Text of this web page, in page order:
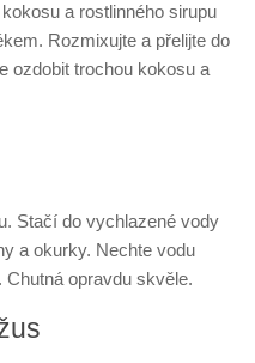
a rostlinného sirupu
Rozmixujte a přelijte do
ozdobit trochou kokosu a
Stačí do vychlazené vody
a okurky. Nechte vodu
Chutná opravdu skvěle.